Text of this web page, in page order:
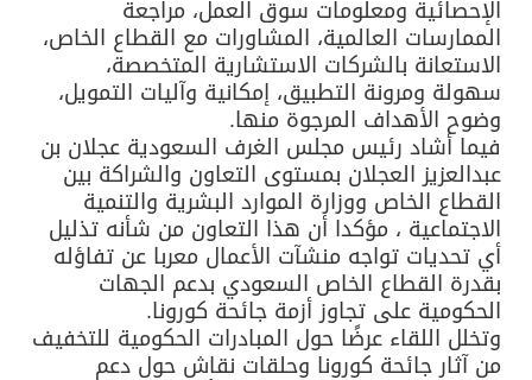
الإحصائية ومعلومات سوق العمل، مراجعة
الممارسات العالمية، المشاورات مع القطاع الخاص،
الاستعانة بالشركات الاستشارية المتخصصة،
سهولة ومرونة التطبيق، إمكانية وآليات التمويل،
وضوح الأهداف المرجوة منها.
فيما أشاد رئيس مجلس الغرف السعودية عجلان بن
عبدالعزيز العجلان بمستوى التعاون والشراكة بين
القطاع الخاص ووزارة الموارد البشرية والتنمية
الاجتماعية ، مؤكدا أن هذا التعاون من شأنه تذليل
أي تحديات تواجه منشآت الأعمال معربا عن تفاؤله
بقدرة القطاع الخاص السعودي بدعم الجهات
الحكومية على تجاوز أزمة جائحة كورونا.
وتخلل اللقاء عرضًا حول المبادرات الحكومية للتخفيف
من آثار جائحة كورونا وحلقات نقاش حول دعم